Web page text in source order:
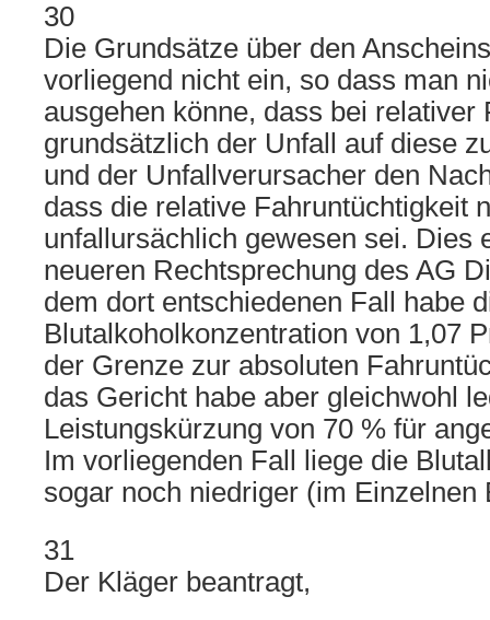
30
Die Grundsätze über den
vorliegend nicht ein, so dass man
ausgehen könne, dass bei relativer
grundsätzlich der Unfall auf diese
und der Unfallverursacher den
dass die relative Fahruntüchtigkeit
unfallursächlich gewesen sei. Dies
neueren Rechtsprechung des AG
dem dort entschiedenen Fall habe
Blutalkoholkonzentration von 1,07
der Grenze zur absoluten
das Gericht habe aber gleichwohl
Leistungskürzung von 70 % für
Im vorliegenden Fall liege die
sogar noch niedriger (im Einzelnen
31
Der Kläger beantragt,